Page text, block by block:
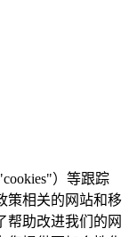
）等跟踪
策相关的网站和移
帮助改进我们的网